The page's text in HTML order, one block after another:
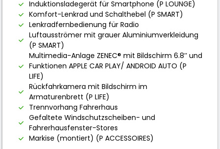
Induktionsladegerät für Smartphone (P LOUNGE)
Komfort-Lenkrad und Schalthebel (P SMART)
Lenkradfernbedienung für Radio
Luftausströmer mit grauer Aluminiumverkleidung
(P SMART)
Multimedia-Anlage ZENEC® mit Bildschirm 6.8’’ und
Funktionen APPLE CAR PLAY/ ANDROID AUTO (P
LIFE)
Rückfahrkamera mit Bildschirm im
Armaturenbrett (P LIFE)
Trennvorhang Fahrerhaus
Gefaltete Windschutzscheiben- und
Fahrerhausfenster-Stores
Markise (montiert) (P ACCESSOIRES)